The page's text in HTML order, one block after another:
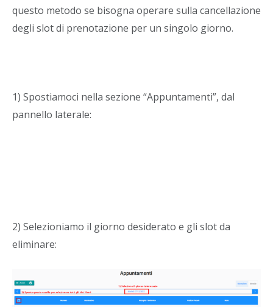
questo metodo se bisogna operare sulla cancellazione
degli slot di prenotazione per un singolo giorno.
1) Spostiamoci nella sezione “Appuntamenti”, dal
pannello laterale:
2) Selezioniamo il giorno desiderato e gli slot da
eliminare: